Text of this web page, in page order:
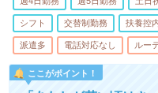
シフト 交替制勤務 扶養控
派遣多 電話対応なし ルー
ここがポイント！